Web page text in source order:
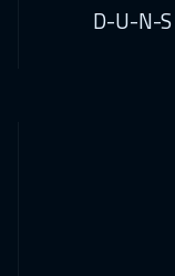
D-U-N-